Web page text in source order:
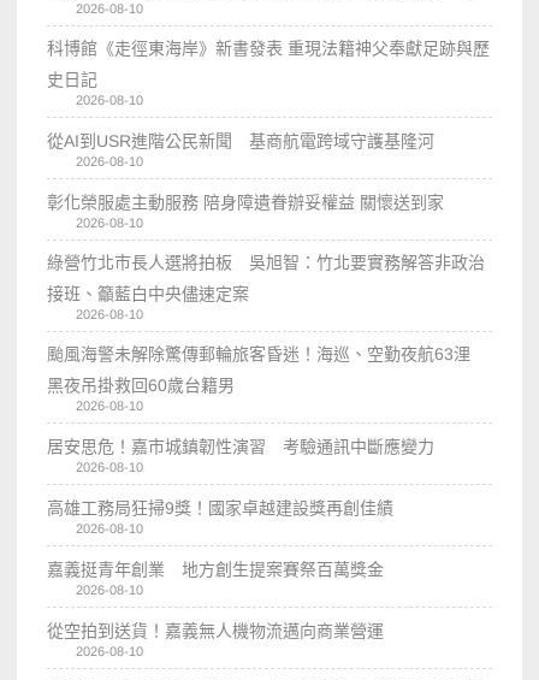
2026-08-10
科博館《走徑東海岸》新書發表 重現法籍神父奉獻足跡與歷
史日記
2026-08-10
從AI到USR進階公民新聞 基商航電跨域守護基隆河
2026-08-10
彰化榮服處主動服務 陪身障遺眷辦妥權益 關懷送到家
2026-08-10
綠營竹北市長人選將拍板 吳旭智：竹北要實務解答非政治
接班、籲藍白中央儘速定案
2026-08-10
颱風海警未解除驚傳郵輪旅客昏迷！海巡、空勤夜航63浬
黑夜吊掛救回60歲台籍男
2026-08-10
居安思危！嘉市城鎮韌性演習 考驗通訊中斷應變力
2026-08-10
高雄工務局狂掃9獎！國家卓越建設獎再創佳績
2026-08-10
嘉義挺青年創業 地方創生提案賽祭百萬獎金
2026-08-10
從空拍到送貨！嘉義無人機物流邁向商業營運
2026-08-10